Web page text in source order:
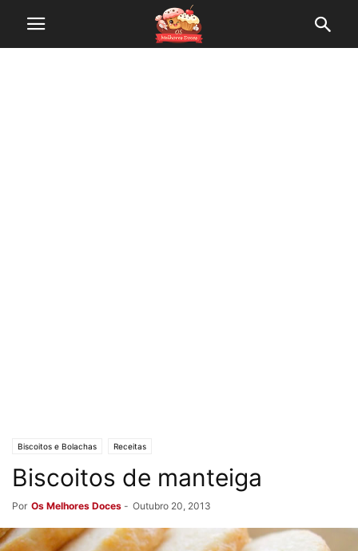
Biscoitos e Bolachas Receitas
Biscoitos de manteiga
Por Os Melhores Doces - Outubro 20, 2013